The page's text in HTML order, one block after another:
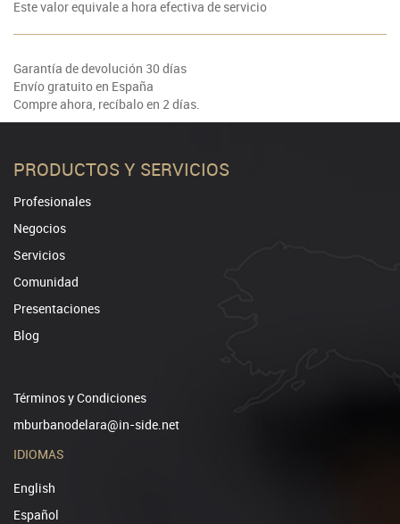
Este valor equivale a hora efectiva de servicio
Garantía de devolución 30 días
Envío gratuito en España
Compre ahora, recíbalo en 2 días.
PRODUCTOS Y SERVICIOS
Profesionales
Negocios
Servicios
Comunidad
Presentaciones
Blog
Términos y Condiciones
mburbanodelara@in-side.net
IDIOMAS
English
Español